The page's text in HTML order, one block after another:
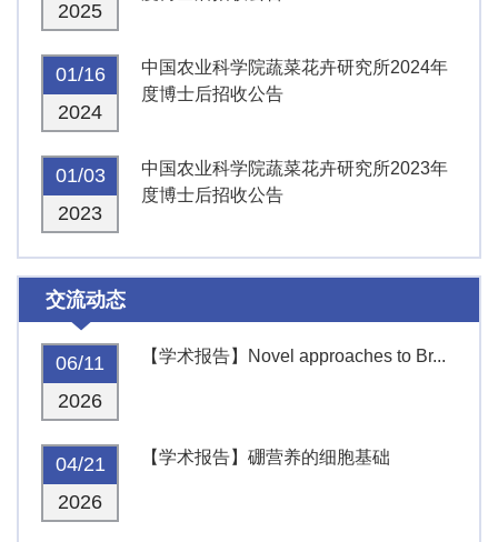
2025
01/16
2024
中国农业科学院蔬菜花卉研究所2024年
度博士后招收公告
01/03
2023
中国农业科学院蔬菜花卉研究所2023年
度博士后招收公告
交流动态
06/11
2026
【学术报告】Novel approaches to Br...
04/21
2026
【学术报告】硼营养的细胞基础